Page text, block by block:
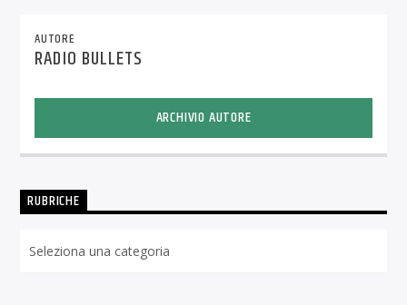
AUTORE
RADIO BULLETS
ARCHIVIO AUTORE
RUBRICHE